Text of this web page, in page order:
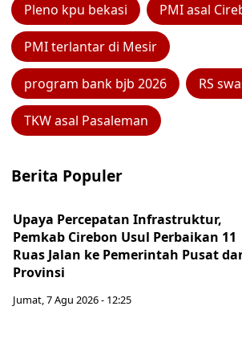
Pleno kpu bekasi PMI asal
PMI terlantar di Mesir
program bank bjb 2026 RS
TKW asal Pasaleman
Berita Populer
Upaya Percepatan Infrastruktur,
Pemkab Cirebon Usul Perbaikan 11
Ruas Jalan ke Pemerintah Pusat
Provinsi
Jumat, 7 Agu 2026 - 12:25